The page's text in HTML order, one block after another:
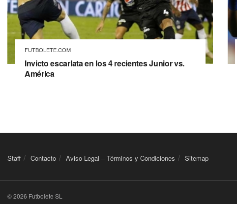
FUTBOLETE.COM
Invicto escarlata en los 4 recientes Junior vs.
América
Staff Contacto Aviso Legal – Términos y Condiciones Sitemap
© 2026 Futbolete SL